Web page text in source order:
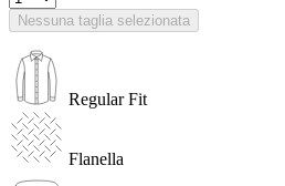
Nessuna taglia selezionata
Regular Fit
Flanella